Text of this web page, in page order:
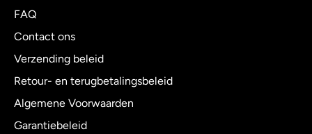
FAQ
Contact ons
Verzending beleid
Retour- en terugbetalingsbeleid
Algemene Voorwaarden
Garantiebeleid